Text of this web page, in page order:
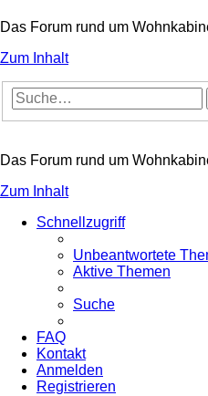
Das Forum rund um
Zum Inhalt
Das Forum rund um
Zum Inhalt
Schnellzugriff
Unbeantwortete
Aktive Themen
Suche
FAQ
Kontakt
Anmelden
Registrieren